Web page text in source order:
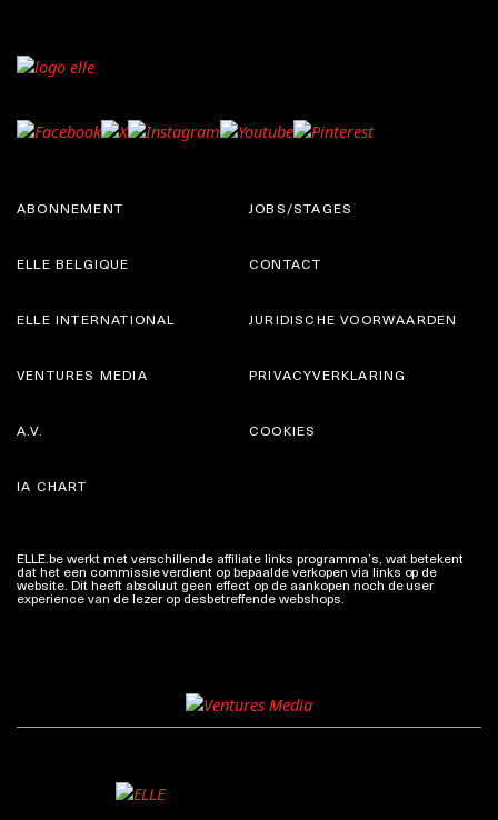
ABONNEMENT
ELLE BELGIQUE
JOBS/STAGES
CONTACT
ELLE INTERNATIONAL
VENTURES MEDIA
JURIDISCHE VOORWAARDEN
PRIVACYVERKLARING
A.V.
IA CHART
COOKIES
ELLE.be werkt met verschillende affiliate links programma’s, wat betekent
dat het een commissie verdient op bepaalde verkopen via links op de
website. Dit heeft absoluut geen effect op de aankopen noch de user
experience van de lezer op desbetreffende webshops.